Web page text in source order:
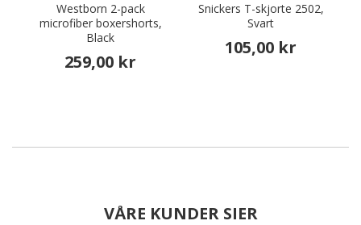
Westborn 2-pack
microfiber boxershorts,
Black
259,00 kr
Snickers T-skjorte 2502,
Svart
105,00 kr
VÅRE KUNDER SIER